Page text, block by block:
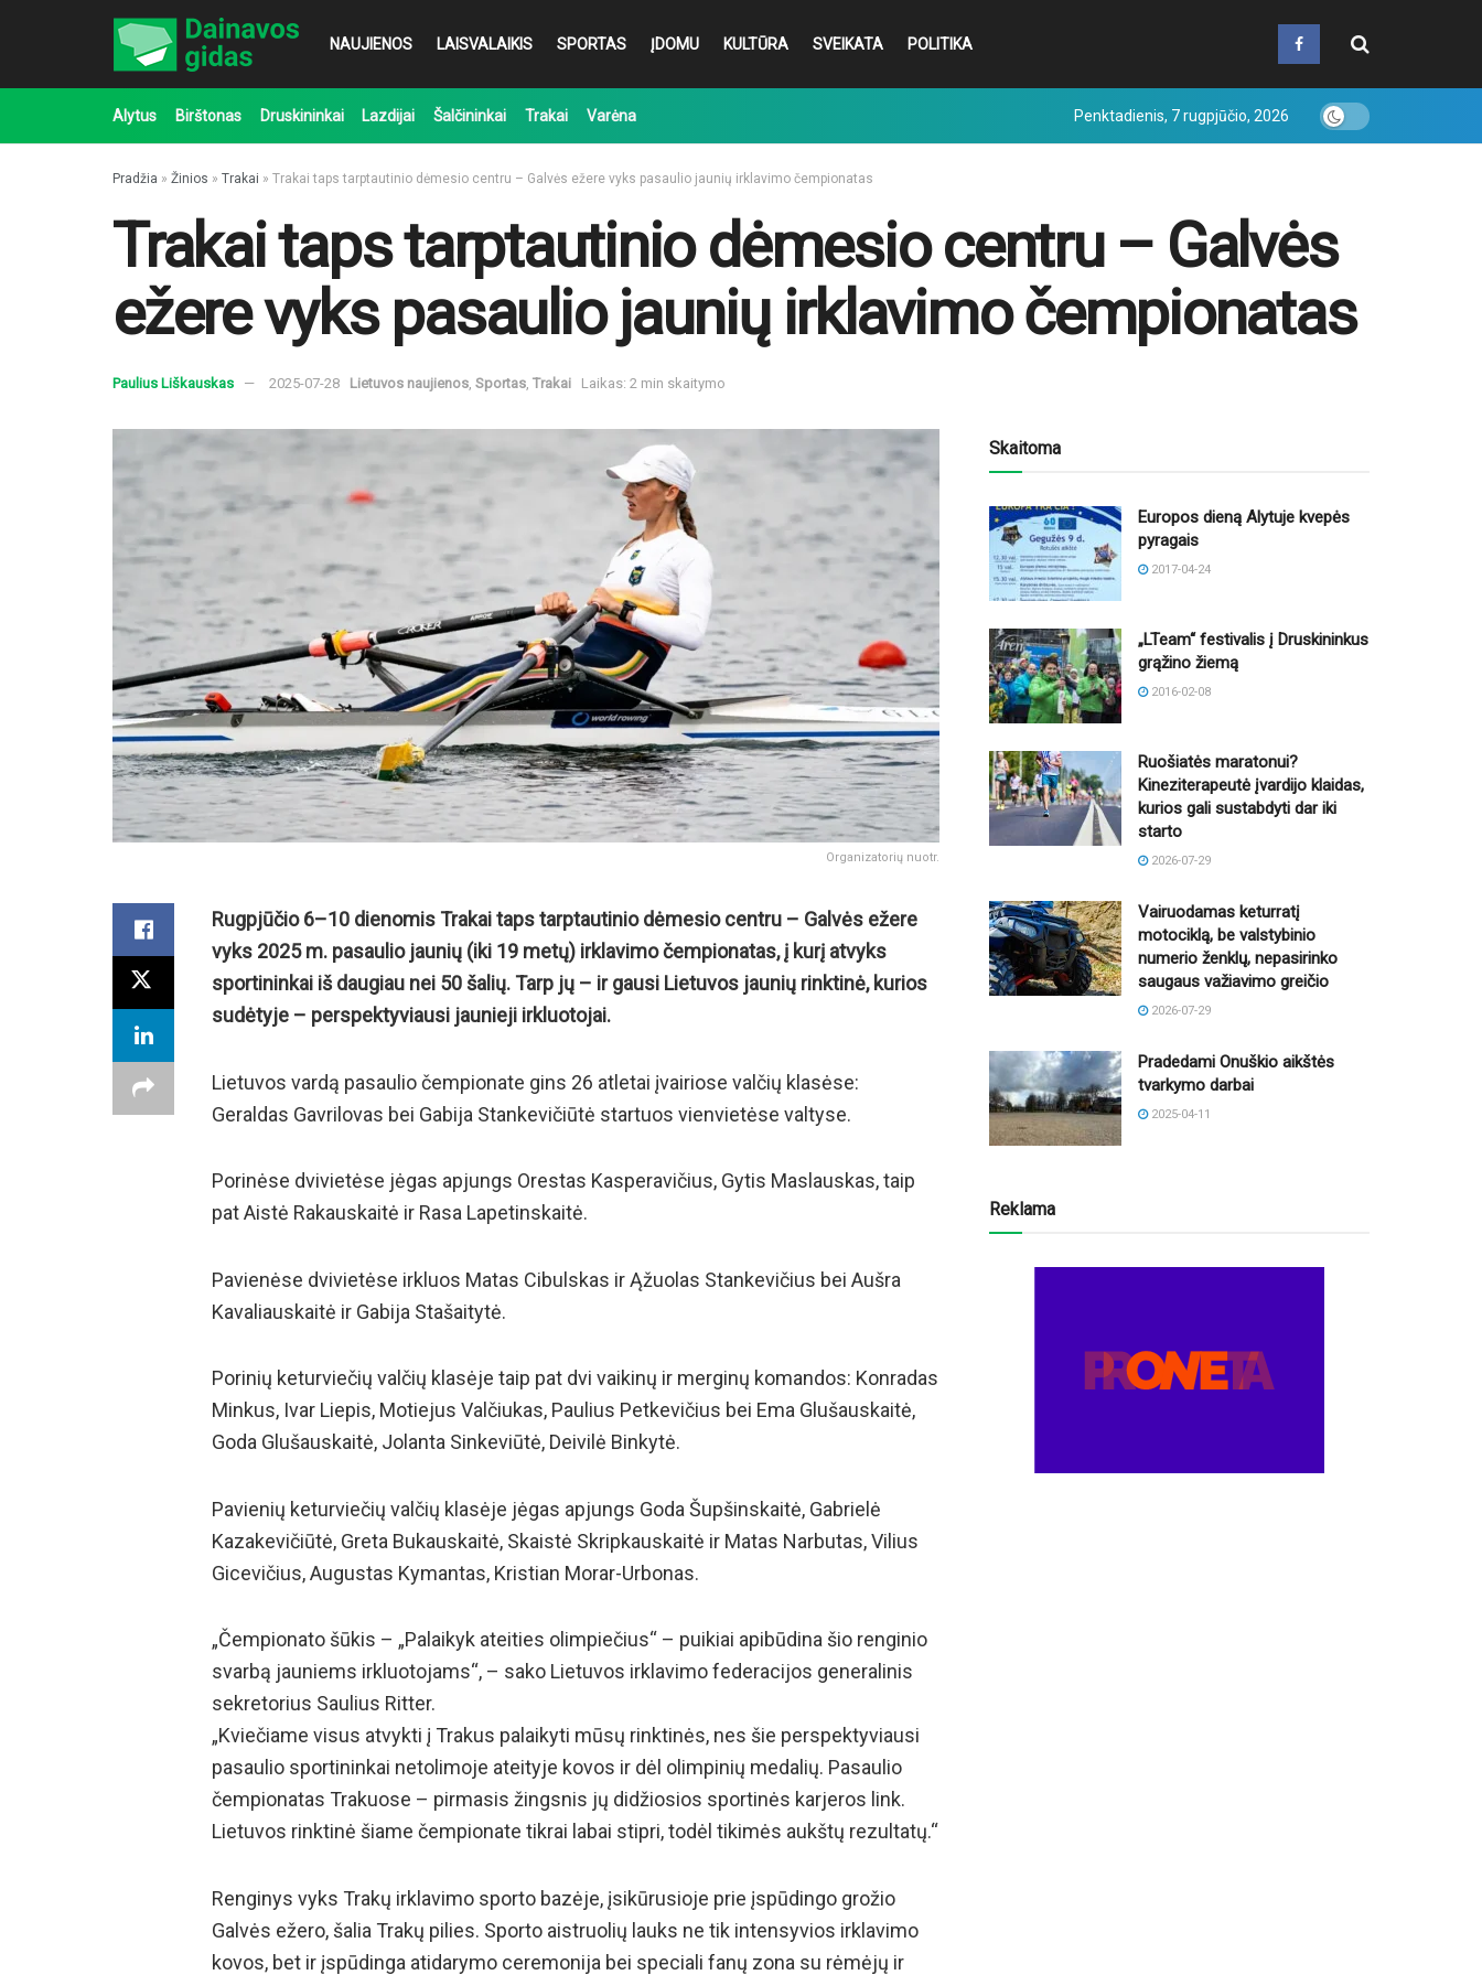
NAUJIENOS LAISVALAIKIS SPORTAS ĮDOMU KULTŪRA SVEIKATA POLITIKA
Alytus Birštonas Druskininkai Lazdijai Šalčininkai Trakai Varėna Penktadienis, 7 rugpjūčio, 2026
Pradžia » Žinios » Trakai » Trakai taps tarptautinio dėmesio centru – Galvės ežere vyks pasaulio jaunių irklavimo čempionatas
Trakai taps tarptautinio dėmesio centru – Galvės
ežere vyks pasaulio jaunių irklavimo čempionatas
Paulius Liškauskas 2025-07-28 Lietuvos naujienos, Sportas, Trakai Laikas: 2 min skaitymo
Organizatorių nuotr.
Rugpjūčio 6–10 dienomis Trakai taps tarptautinio dėmesio centru – Galvės ežere
vyks 2025 m. pasaulio jaunių (iki 19 metų) irklavimo čempionatas, į kurį atvyks
sportininkai iš daugiau nei 50 šalių. Tarp jų – ir gausi Lietuvos jaunių rinktinė, kurios
sudėtyje – perspektyviausi jaunieji irkluotojai.
Lietuvos vardą pasaulio čempionate gins 26 atletai įvairiose valčių klasėse:
Geraldas Gavrilovas bei Gabija Stankevičiūtė startuos vienvietėse valtyse.
Porinėse dvivietėse jėgas apjungs Orestas Kasperavičius, Gytis Maslauskas, taip
pat Aistė Rakauskaitė ir Rasa Lapetinskaitė.
Pavienėse dvivietėse irkluos Matas Cibulskas ir Ąžuolas Stankevičius bei Aušra
Kavaliauskaitė ir Gabija Stašaitytė.
Porinių keturviečių valčių klasėje taip pat dvi vaikinų ir merginų komandos: Konradas
Minkus, Ivar Liepis, Motiejus Valčiukas, Paulius Petkevičius bei Ema Glušauskaitė,
Goda Glušauskaitė, Jolanta Sinkeviūtė, Deivilė Binkytė.
Pavienių keturviečių valčių klasėje jėgas apjungs Goda Šupšinskaitė, Gabrielė
Kazakevičiūtė, Greta Bukauskaitė, Skaistė Skripkauskaitė ir Matas Narbutas, Vilius
Gicevičius, Augustas Kymantas, Kristian Morar-Urbonas.
„Čempionato šūkis – „Palaikyk ateities olimpiečius“ – puikiai apibūdina šio renginio
svarbą jauniems irkluotojams“, – sako Lietuvos irklavimo federacijos generalinis
sekretorius Saulius Ritter.
„Kviečiame visus atvykti į Trakus palaikyti mūsų rinktinės, nes šie perspektyviausi
pasaulio sportininkai netolimoje ateityje kovos ir dėl olimpinių medalių. Pasaulio
čempionatas Trakuose – pirmasis žingsnis jų didžiosios sportinės karjeros link.
Lietuvos rinktinė šiame čempionate tikrai labai stipri, todėl tikimės aukštų rezultatų.“
Renginys vyks Trakų irklavimo sporto bazėje, įsikūrusioje prie įspūdingo grožio
Galvės ežero, šalia Trakų pilies. Sporto aistruolių lauks ne tik intensyvios irklavimo
kovos, bet ir įspūdinga atidarymo ceremonija bei speciali fanų zona su rėmėjų ir
Skaitoma
Europos dieną Alytuje kvepės
pyragais
2017-04-24
„LTeam“ festivalis į Druskininkus
grąžino žiemą
2016-02-08
Ruošiatės maratonui?
Kineziterapeutė įvardijo klaidas,
kurios gali sustabdyti dar iki
starto
2026-07-29
Vairuodamas keturratį
motociklą, be valstybinio
numerio ženklų, nepasirinko
saugaus važiavimo greičio
2026-07-29
Pradedami Onuškio aikštės
tvarkymo darbai
2025-04-11
Reklama